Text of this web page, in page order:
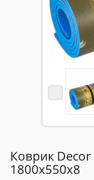
О НАС
Коврик
1800х550х8